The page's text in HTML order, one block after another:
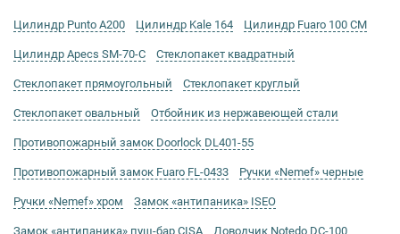
Цилиндр Punto А200 Цилиндр Kale 164 Цилиндр Fuaro 100 CM
Цилиндр Apecs SM-70-C Стеклопакет квадратный
Стеклопакет прямоугольный Стеклопакет круглый
Стеклопакет овальный Отбойник из нержавеющей стали
Противопожарный замок Doorlock DL401-55
Противопожарный замок Fuaro FL-0433 Ручки «Nemef» черные
Ручки «Nemef» хром Замок «антипаника» ISEO
Замок «антипаника» пуш-бар CISA Доводчик Notedo DC-100